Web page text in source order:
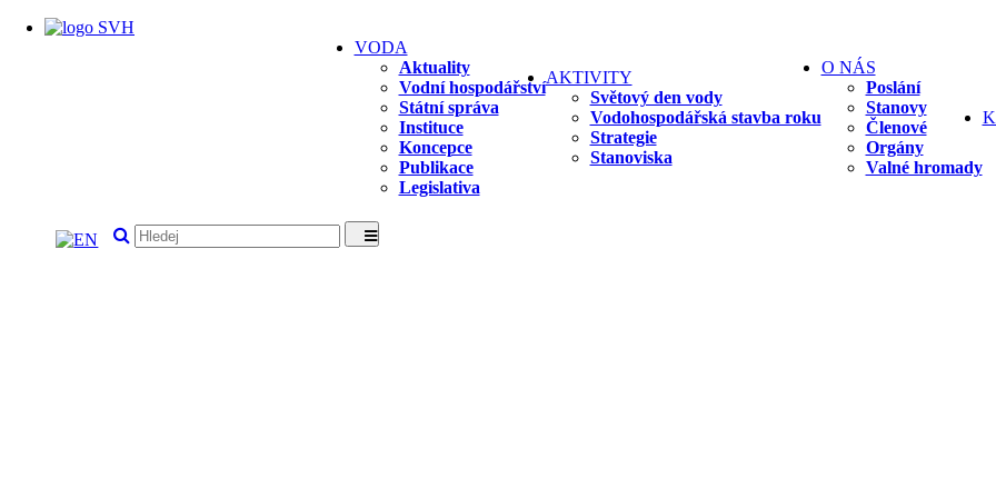
VODA
Aktuality
Vodní hospodářství
Státní správa
Instituce
Koncepce
Publikace
Legislativa
AKTIVITY
Světový den vody
Vodohospodářská stavba roku
Strategie
Stanoviska
O NÁS
Poslání
Stanovy
Členové
Orgány
Valné hromady